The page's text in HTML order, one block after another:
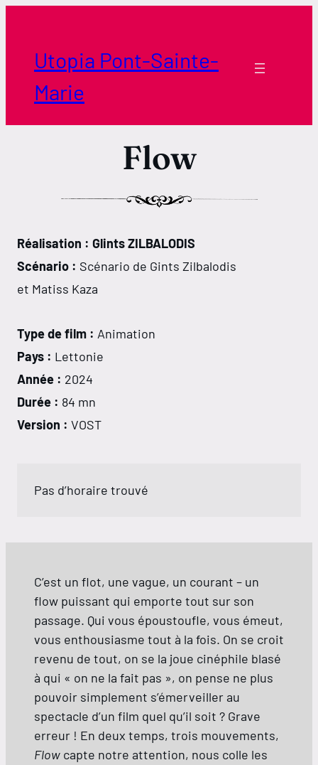
contenuUtopia Pont-Sainte-
Marie
Flow
Réalisation : Glints ZILBALODIS
Scénario : Scénario de Gints Zilbalodis
et Matiss Kaza
Type de film : Animation
Pays : Lettonie
Année : 2024
Durée : 84 mn
Version : VOST
Pas d’horaire trouvé
C’est un flot, une vague, un courant – un
flow puissant qui emporte tout sur son
passage. Qui vous époustoufle, vous émeut,
vous enthousiasme tout à la fois. On se croit
revenu de tout, on se la joue cinéphile blasé
à qui « on ne la fait pas », on pense ne plus
pouvoir simplement s’émerveiller au
spectacle d’un film quel qu’il soit ? Grave
erreur ! En deux temps, trois mouvements,
Flow capte notre attention, nous colle les